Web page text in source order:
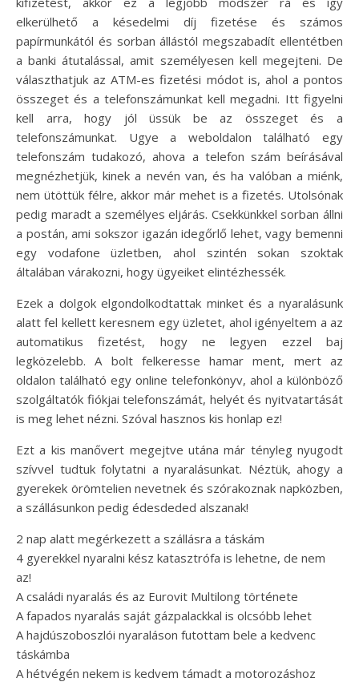
elkerülhető a késedelmi díj fizetése és számos
papírmunkától és sorban állástól megszabadít ellentétben
a banki átutalással, amit személyesen kell megejteni. De
választhatjuk az ATM-es fizetési módot is, ahol a pontos
összeget és a telefonszámunkat kell megadni. Itt figyelni
kell arra, hogy jól üssük be az összeget és a
telefonszámunkat. Ugye a weboldalon található egy
telefonszám tudakozó, ahova a telefon szám beírásával
megnézhetjük, kinek a nevén van, és ha valóban a miénk,
nem ütöttük félre, akkor már mehet is a fizetés. Utolsónak
pedig maradt a személyes eljárás. Csekkünkkel sorban állni
a postán, ami sokszor igazán idegőrlő lehet, vagy bemenni
egy vodafone üzletben, ahol szintén sokan szoktak
általában várakozni, hogy ügyeiket elintézhessék.
Ezek a dolgok elgondolkodtattak minket és a nyaralásunk
alatt fel kellett keresnem egy üzletet, ahol igényeltem a az
automatikus fizetést, hogy ne legyen ezzel baj
legközelebb. A bolt felkeresse hamar ment, mert az
oldalon található egy online telefonkönyv, ahol a különböző
szolgáltatók fiókjai telefonszámát, helyét és nyitvatartását
is meg lehet nézni. Szóval hasznos kis honlap ez!
Ezt a kis manővert megejtve utána már tényleg nyugodt
szívvel tudtuk folytatni a nyaralásunkat. Néztük, ahogy a
gyerekek örömtelien nevetnek és szórakoznak napközben,
a szállásunkon pedig édesdeded alszanak!
2 nap alatt megérkezett a szállásra a táskám
4 gyerekkel nyaralni kész katasztrófa is lehetne, de nem
az!
A családi nyaralás és az Eurovit Multilong története
A fapados nyaralás saját gázpalackkal is olcsóbb lehet
A hajdúszoboszlói nyaraláson futottam bele a kedvenc
táskámba
A hétvégén nekem is kedvem támadt a motorozáshoz